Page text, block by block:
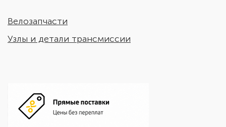
Велозапчасти
Узлы и детали трансмиссии